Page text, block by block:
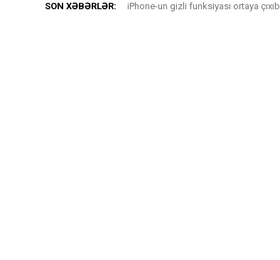
SON XƏBƏRLƏR: iPhone-un gizli funksiyası ortaya çıxıb